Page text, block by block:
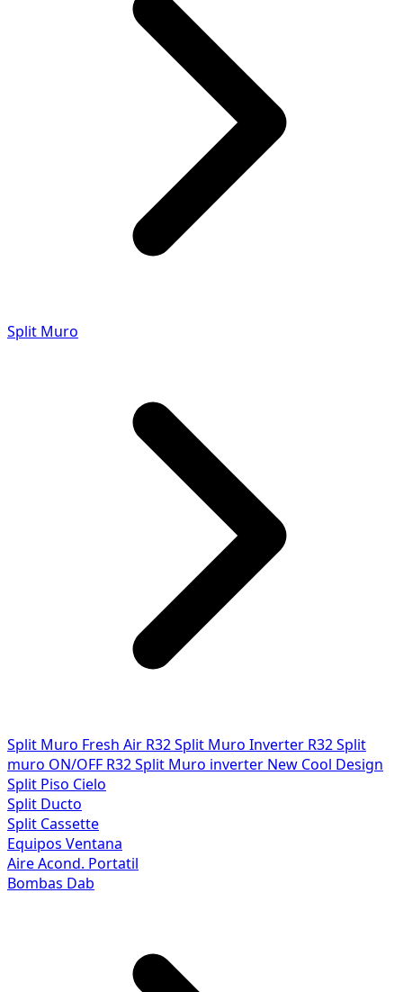
Split Muro
Split Muro Fresh Air R32Split Muro Inverter R32Split
muro ON/OFF R32Split Muro inverter New Cool Design
Split Piso Cielo
Split Ducto
Split Cassette
Equipos Ventana
Aire Acond. Portatil
Bombas Dab